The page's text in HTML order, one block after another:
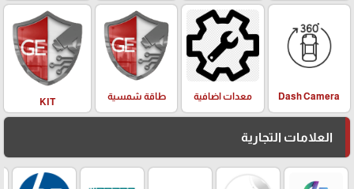
Dash Camera معدات اضافية طاقة شمسية KIT
العلامات التجارية